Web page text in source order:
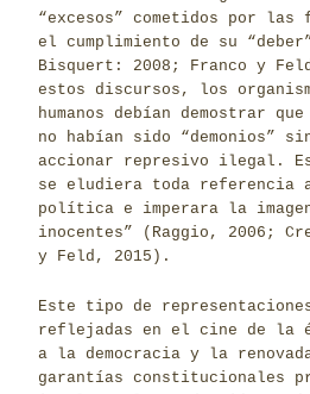
“excesos” cometidos por las
el cumplimiento de su
Bisquert: 2008; Franco y
estos discursos, los
humanos debían demostrar
no habían sido “demonios”
accionar represivo ilegal.
se eludiera toda referencia
política e imperara la
inocentes” (Raggio, 2006;
y Feld, 2015).
Este tipo de
reflejadas en el cine de la
a la democracia y la
garantías constitucionales